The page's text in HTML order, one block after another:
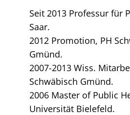
Seit 2013 Professur für
Saar.
2012 Promotion, PH
Gmünd.
2007-2013 Wiss.
Schwäbisch Gmünd.
2006 Master of Public
Universität Bielefeld.